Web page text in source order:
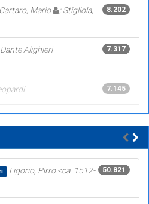
8.202
Cartaro, Mario
; Stigliola,
7.317
Dante Alighieri
7.145
50.821
Ligorio, Pirro <ca. 1512-